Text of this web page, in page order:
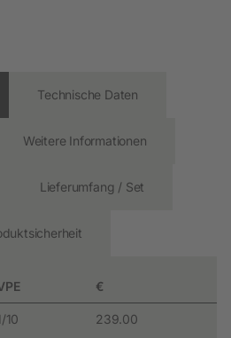
€
10 239.00
Technische Daten
Weitere Informationen
Lieferumfang / Set